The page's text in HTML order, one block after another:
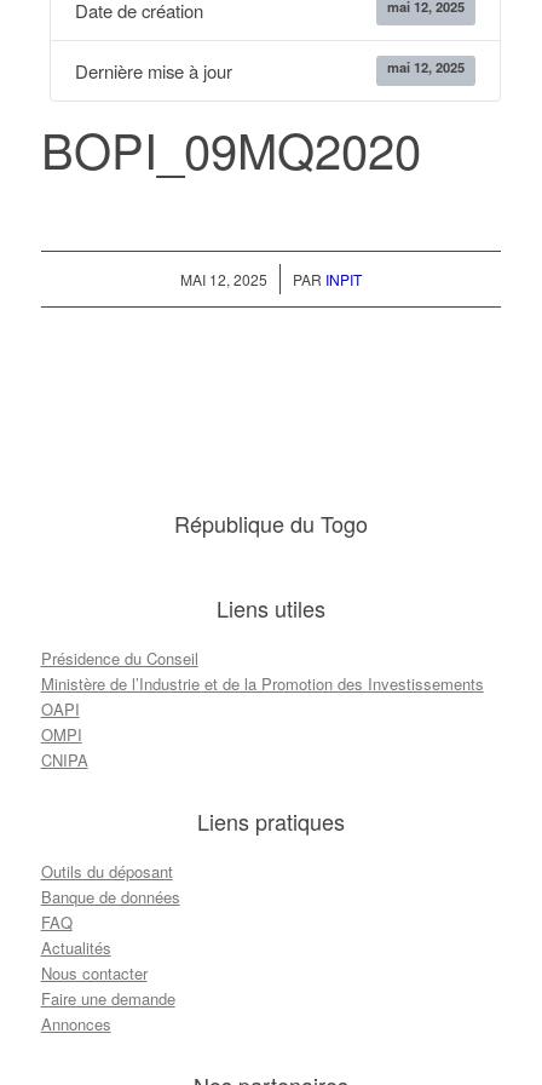
Date de création mai 12, 2025
Dernière mise à jour mai 12, 2025
BOPI_09MQ2020
MAI 12, 2025
/ PAR INPIT
République du Togo
Liens utiles
Présidence du Conseil
Ministère de l’Industrie et de la Promotion des Investissements
OAPI
OMPI
CNIPA
Liens pratiques
Outils du déposant
Banque de données
FAQ
Actualités
Nous contacter
Faire une demande
Annonces